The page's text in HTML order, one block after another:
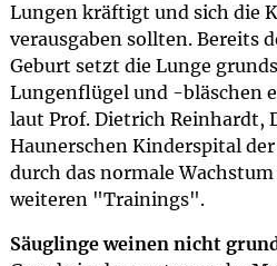
Lungen kräftigt und sich die
verausgaben sollten. Bereits
Geburt setzt die Lunge
Lungenflügel und -bläschen
laut Prof. Dietrich Reinhardt,
Haunerschen Kinderspital
durch das normale
weiteren "Trainings".
Säuglinge weinen nicht